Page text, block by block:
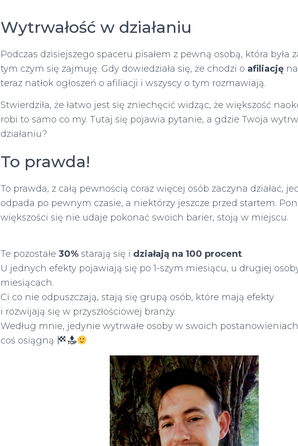
Wytrwałość w działaniu
Podczas dzisiejszego spaceru pisałem z pewną osobą, która była
tym czym się zajmuję. Gdy dowiedziała się, że chodzi o afiliację
teraz natłok ogłoszeń o afiliacji i wszyscy o tym rozmawiają.
Stwierdziła, że łatwo jest się zniechęcić widząc, że większość
robi to samo co my. Tutaj się pojawia pytanie, a gdzie Twoja
działaniu?
To prawda!
To prawda, z całą pewnością coraz więcej osób zaczyna działać,
odpada po pewnym czasie, a niektórzy jeszcze przed startem.
większości się nie udaje pokonać swoich barier, stoją w miejscu.
Te pozostałe 30% starają się i działają na 100 procent.
U jednych efekty pojawiają się po 1-szym miesiącu, u drugiej
miesiącach.
Ci co nie odpuszczają, stają się grupą osób, które mają efekty
i rozwijają się w przyszłościowej branży.
Według mnie, jedynie wytrwałe osoby w swoich
coś osiągną